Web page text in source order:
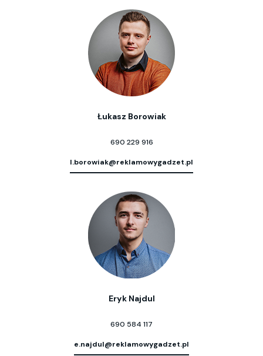
Łukasz Borowiak
690 229 916
l.borowiak@reklamowygadzet.pl
Eryk Najdul
690 584 117
e.najdul@reklamowygadzet.pl